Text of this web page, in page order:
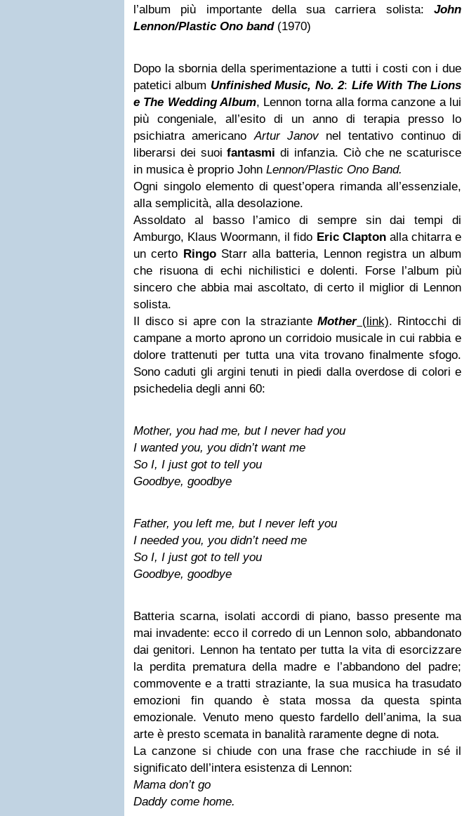
l’album più importante della sua carriera solista: John
Lennon/Plastic Ono band(1970)
Dopo la sbornia della sperimentazione a tutti i costi con i due
patetici album Unfinished Music, No. 2: Life With The Lions
e The Wedding Album, Lennon torna alla forma canzone a lui
più congeniale, all’esito di un anno di terapia presso lo
psichiatra americanoArtur Janovnel tentativo continuo di
liberarsi dei suoifantasmi di infanzia. Ciò che ne scaturisce
in musica è proprio John Lennon/Plastic Ono Band.
Ogni singolo elemento di quest’opera rimanda all’essenziale,
alla semplicità, alla desolazione.
Assoldato al basso l’amico di sempre sin dai tempi di
Amburgo, Klaus Woormann, il fido Eric Claptonalla chitarra e
un certo RingoStarr alla batteria, Lennon registra un album
che risuona di echi nichilistici e dolenti. Forse l’album più
sincero che abbia mai ascoltato, di certo il miglior di Lennon
solista.
Il disco si apre con la strazianteMother(link). Rintocchi di
campane a morto aprono un corridoio musicale in cui rabbia e
dolore trattenuti per tutta una vita trovano finalmente sfogo.
Sono caduti gli argini tenuti in piedi dalla overdose di colori e
psichedelia degli anni 60:
Mother, you had me, but I never had you
I wanted you, you didn’t want me
So I, I just got to tell you
Goodbye, goodbye
Father, you left me, but I never left you
I needed you, you didn’t need me
So I, I just got to tell you
Goodbye, goodbye
Batteria scarna, isolati accordi di piano, basso presente ma
mai invadente: ecco il corredo di un Lennon solo, abbandonato
dai genitori. Lennon ha tentato per tutta la vita di esorcizzare
la perdita prematura della madre e l’abbandono del padre;
commovente e a tratti straziante, la sua musica ha trasudato
emozioni fin quando è stata mossa da questa spinta
emozionale. Venuto meno questo fardello dell’anima, la sua
arte è presto scemata in banalità raramente degne di nota.
La canzone si chiude con una frase che racchiude in sé il
significato dell’intera esistenza di Lennon:
Mama don’t go
Daddy come home.